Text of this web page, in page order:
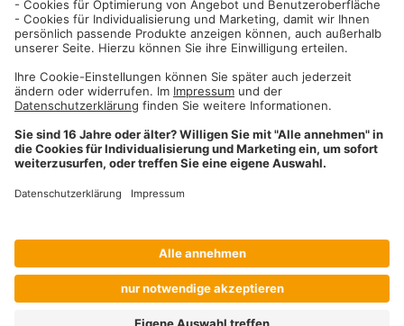
Informationen
Impressum
Datenschutzhinweise
AGB und Widerrufsbelehrung
Dehner Unternehmen
Cookie-Einstellungen
Dehner Agrar GmbH & Co. KG
09090 / 77 72 72
Fax09090 / 77 73 91
agrar@dehner.de